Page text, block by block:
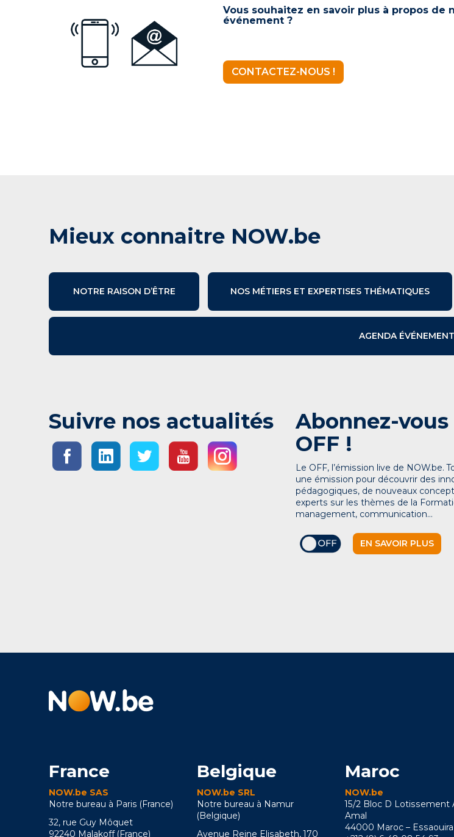
Vous souhaitez en savoir plus à propos de
événement ?
CONTACTEZ-NOUS !
Mieux connaitre NOW.be
NOTRE RAISON D’ÊTRE NOS MÉTIERS ET EXPERTISES THÉMATIQUES
AGENDA
Suivre nos actualités
Abonnez-vous
OFF !
Le OFF, l’émission live de NOW.be.
une émission pour découvrir des
pédagogiques, de nouveaux
experts sur les thèmes de la
management, communication…
EN SAVOIR PLUS
France
NOW.be SAS
Notre bureau à Paris (France)
32, rue Guy Môquet
92240 Malakoff (France)
Belgique
NOW.be SRL
Notre bureau à Namur
(Belgique)
Avenue Reine Elisabeth, 170
Maroc
NOW.be
15/2 Bloc D Lotissement
Amal
44000 Maroc – Essaouira